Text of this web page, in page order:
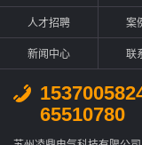
人才招聘 案
新闻中心 联
65510780